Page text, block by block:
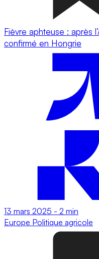
Fièvre aphteuse : après
confirmé en Hongrie
13 mars 2025 - 2 min
Europe Politique agricole